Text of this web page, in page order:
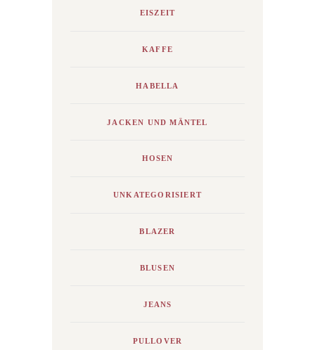
EISZEIT
KAFFE
HABELLA
JACKEN UND MÄNTEL
HOSEN
UNKATEGORISIERT
BLAZER
BLUSEN
JEANS
PULLOVER